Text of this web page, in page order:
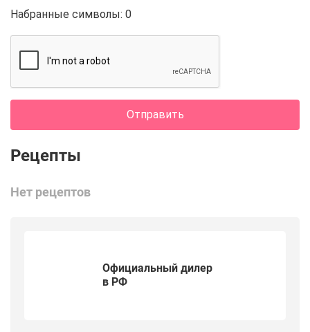
Набранные символы: 0
Отправить
Нет рецептов
Официальный дилер
в РФ